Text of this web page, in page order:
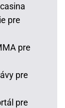
pre
pre
pre
pre